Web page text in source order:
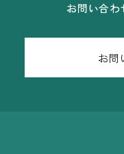
お問い合
お問